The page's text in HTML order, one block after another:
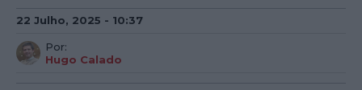
22 Julho, 2025 - 10:37
Por:
Hugo Calado